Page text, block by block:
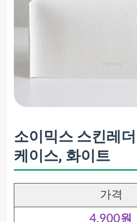
소이믹스 스킨레
케이스, 화이트
가격
4,900원